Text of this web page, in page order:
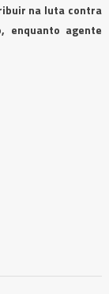
na luta contra
enquanto agente